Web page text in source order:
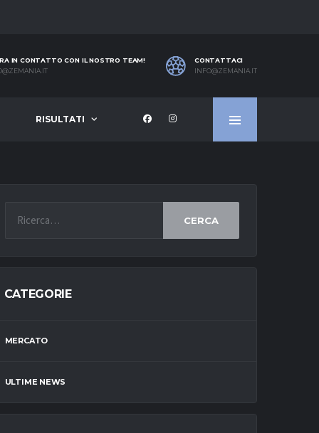
IN CONTATTO CON IL NOSTRO TEAM!
CONTATTACI
INFO@ZEMANIA.IT
RISULTATI
CERCA
CATEGORIE
MERCATO
ULTIME NEWS